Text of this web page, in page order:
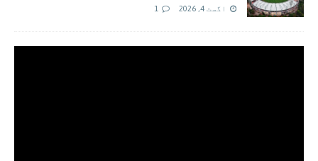
اگست 4, 2026 1